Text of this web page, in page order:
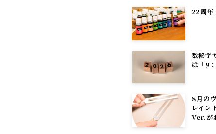
22周年
数秘学
は「9：
8月の
レイン
Ver.が